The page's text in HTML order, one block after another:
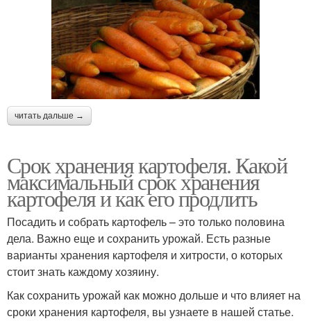
читать дальше →
Срок хранения картофеля. Какой
максимальный срок хранения
картофеля и как его продлить
Посадить и собрать картофель – это только половина
дела. Важно еще и сохранить урожай. Есть разные
варианты хранения картофеля и хитрости, о которых
стоит знать каждому хозяину.
Как сохранить урожай как можно дольше и что влияет на
сроки хранения картофеля, вы узнаете в нашей статье.